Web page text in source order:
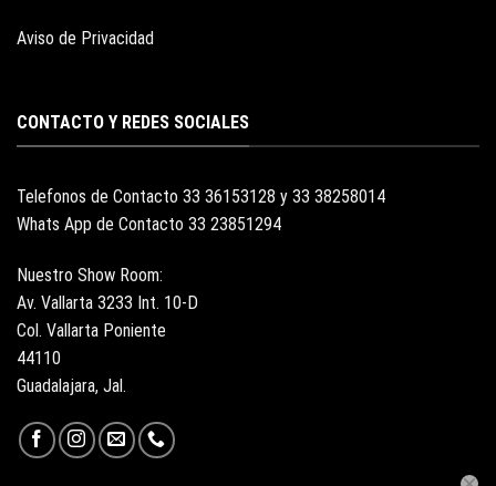
Aviso de Privacidad
CONTACTO Y REDES SOCIALES
Telefonos de Contacto 33 36153128 y 33 38258014
Whats App de Contacto 33 23851294
Nuestro Show Room:
Av. Vallarta 3233 Int. 10-D
Col. Vallarta Poniente
44110
Guadalajara, Jal.